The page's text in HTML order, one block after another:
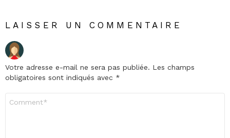
LAISSER UN COMMENTAIRE
Votre adresse e-mail ne sera pas publiée. Les champs
obligatoires sont indiqués avec *